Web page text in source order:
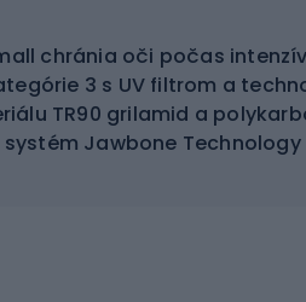
chránia oči počas
3 s UV filtrom a
TR90 grilamid a
Jawbone